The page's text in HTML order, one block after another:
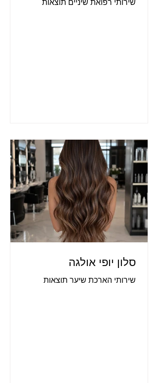
שירותי רפואת שיניים תוצאות
סלון יופי אולגה
שירותי הארכת שיער תוצאות